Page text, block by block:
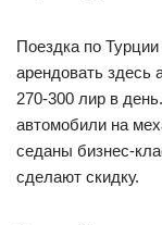
Поездка по
арендовать здесь
270-300 лир в
автомобили на
седаны бизнес-
сделают скидку.